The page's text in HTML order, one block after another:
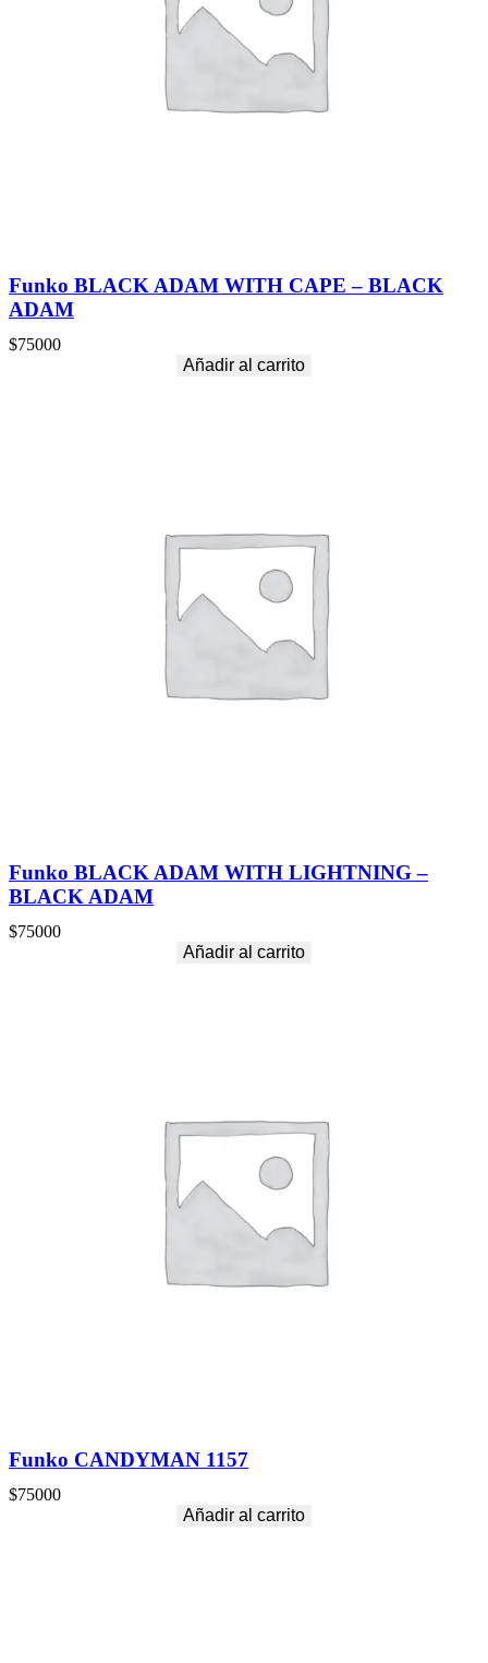
Funko BLACK ADAM WITH CAPE – BLACK
ADAM
$75000
Añadir al carrito
Funko BLACK ADAM WITH LIGHTNING –
BLACK ADAM
$75000
Añadir al carrito
Funko CANDYMAN 1157
$75000
Añadir al carrito